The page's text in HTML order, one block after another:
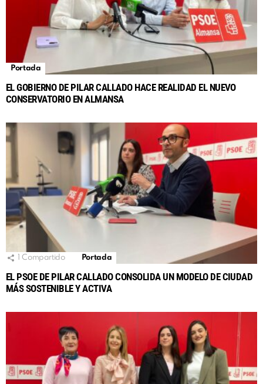
Portada
EL GOBIERNO DE PILAR CALLADO HACE REALIDAD EL NUEVO
CONSERVATORIO EN ALMANSA
Compartido Portada
EL PSOE DE PILAR CALLADO CONSOLIDA UN MODELO DE CIUDAD
MÁS SOSTENIBLE Y ACTIVA